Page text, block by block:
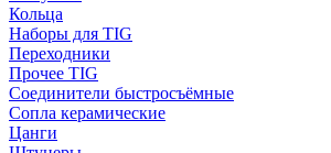
Кольца
Наборы для TIG
Переходники
Прочее TIG
Соединители быстросъёмные
Сопла керамические
Цанги